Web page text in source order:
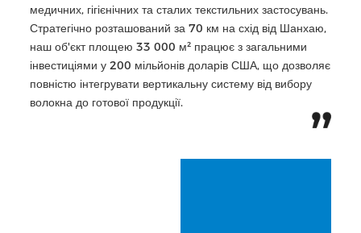
медичних, гігієнічних та сталих текстильних застосувань.
Стратегічно розташований за 70 км на схід від Шанхаю,
наш об'єкт площею 33 000 м² працює з загальними
інвестиціями у 200 мільйонів доларів США, що дозволяє
повністю інтегрувати вертикальну систему від вибору
волокна до готової продукції.